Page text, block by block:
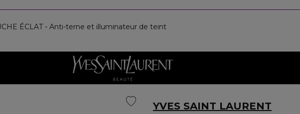
ÉCLAT - Anti-terne et illuminateur de teint
YVES SAINT LAURENT